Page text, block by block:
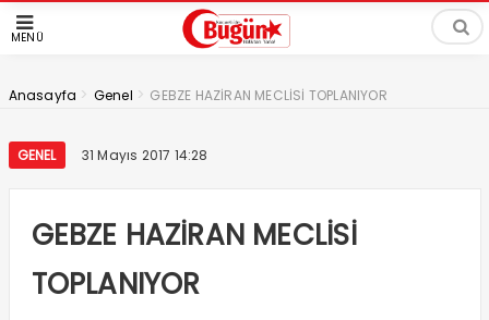
MENÜ
Anasayfa > Genel > GEBZE HAZİRAN MECLİSİ TOPLANIYOR
GENEL 31 Mayıs 2017 14:28
GEBZE HAZİRAN MECLİSİ
TOPLANIYOR